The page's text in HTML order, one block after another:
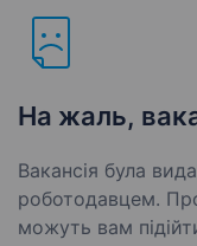
На жаль,
Вакансія була
роботодавцем.
можуть вам